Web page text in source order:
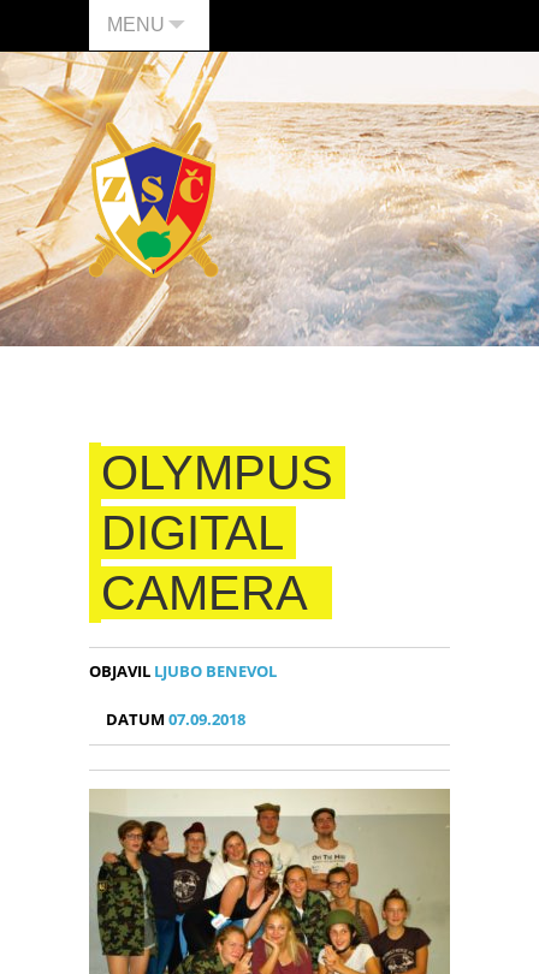
MENU
OLYMPUS
DIGITAL
CAMERA
OBJAVIL LJUBO BENEVOL
DATUM07.09.2018